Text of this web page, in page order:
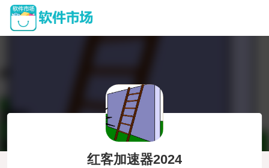
红客加速器2024